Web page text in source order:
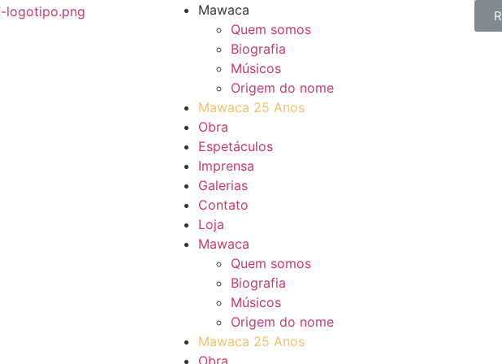
Mawaca
Quem somos
Biografia
Músicos
Origem do nome
Mawaca 25 Anos
Obra
Espetáculos
Imprensa
Galerias
Contato
Loja
Mawaca
Quem somos
Biografia
Músicos
Origem do nome
Mawaca 25 Anos
Obra